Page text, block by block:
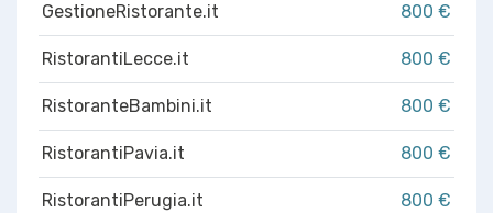
GestioneRistorante.it 800 €
RistorantiLecce.it 800 €
RistoranteBambini.it 800 €
RistorantiPavia.it 800 €
RistorantiPerugia.it 800 €